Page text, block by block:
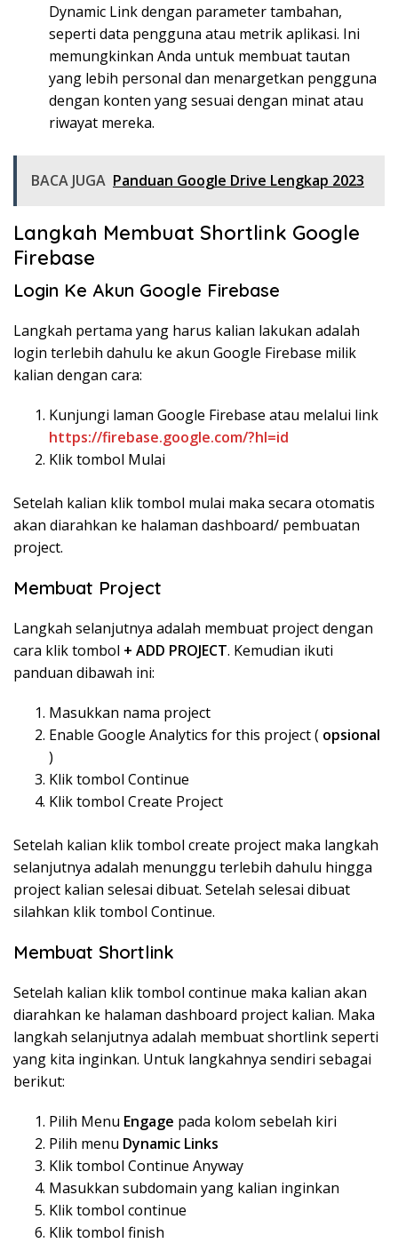
Dynamic Link dengan parameter tambahan,
seperti data pengguna atau metrik aplikasi. Ini
memungkinkan Anda untuk membuat tautan
yang lebih personal dan menargetkan pengguna
dengan konten yang sesuai dengan minat atau
riwayat mereka.
BACA JUGA Panduan Google Drive Lengkap 2023
Langkah Membuat Shortlink Google
Firebase
Login Ke Akun Google Firebase
Langkah pertama yang harus kalian lakukan adalah
login terlebih dahulu ke akun Google Firebase milik
kalian dengan cara:
Kunjungi laman Google Firebase atau melalui link
https://firebase.google.com/?hl=id
Klik tombol Mulai
Setelah kalian klik tombol mulai maka secara otomatis
akan diarahkan ke halaman dashboard/ pembuatan
project.
Membuat Project
Langkah selanjutnya adalah membuat project dengan
cara klik tombol + ADD PROJECT. Kemudian ikuti
panduan dibawah ini:
Masukkan nama project
Enable Google Analytics for this project ( opsional
)
Klik tombol Continue
Klik tombol Create Project
Setelah kalian klik tombol create project maka langkah
selanjutnya adalah menunggu terlebih dahulu hingga
project kalian selesai dibuat. Setelah selesai dibuat
silahkan klik tombol Continue.
Membuat Shortlink
Setelah kalian klik tombol continue maka kalian akan
diarahkan ke halaman dashboard project kalian. Maka
langkah selanjutnya adalah membuat shortlink seperti
yang kita inginkan. Untuk langkahnya sendiri sebagai
berikut:
Pilih Menu Engage pada kolom sebelah kiri
Pilih menu Dynamic Links
Klik tombol Continue Anyway
Masukkan subdomain yang kalian inginkan
Klik tombol continue
Klik tombol finish